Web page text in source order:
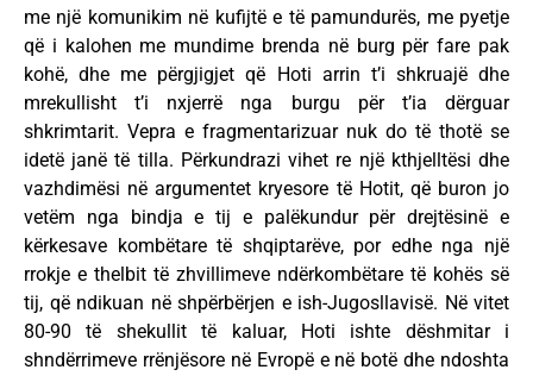
me një komunikim në kufijtë e të pamundurës, me pyetje
që i kalohen me mundime brenda në burg për fare pak
kohë, dhe me përgjigjet që Hoti arrin t’i shkruajë dhe
mrekullisht t’i nxjerrë nga burgu për t’ia dërguar
shkrimtarit. Vepra e fragmentarizuar nuk do të thotë se
idetë janë të tilla. Përkundrazi vihet re një kthjelltësi dhe
vazhdimësi në argumentet kryesore të Hotit, që buron jo
vetëm nga bindja e tij e palëkundur për drejtësinë e
kërkesave kombëtare të shqiptarëve, por edhe nga një
rrokje e thelbit të zhvillimeve ndërkombëtare të kohës së
tij, që ndikuan në shpërbërjen e ish-Jugosllavisë. Në vitet
80-90 të shekullit të kaluar, Hoti ishte dëshmitar i
shndërrimeve rrënjësore në Evropë e në botë dhe ndoshta